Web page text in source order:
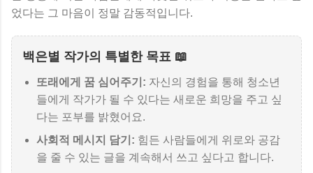
었다는 그 마음이 정말 감동적입니다.
백은별 작가의 특별한 목표 📖
또래에게 꿈 심어주기: 자신의 경험을 통해 청소년
들에게 작가가 될 수 있다는 새로운 희망을 주고 싶
다는 포부를 밝혔어요.
사회적 메시지 담기: 힘든 사람들에게 위로와 공감
을 줄 수 있는 글을 계속해서 쓰고 싶다고 합니다.